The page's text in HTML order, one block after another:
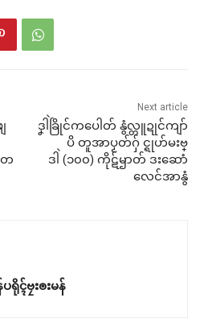
တ
Next article
ဒၞါဲခြိုင်ကပေါတ် နွံလ္တူဍုင်ကျာ်
ပိ တူအာပၟတ်ဂှ် င္ရုဟ်မးဗ္
ဒါဲ (၁၀၀) ကိုဋ်ၝာတ် ဒးဆောံ
လေင်အာနွံ
ပရိုၚ်ဗၠးၜးမန်